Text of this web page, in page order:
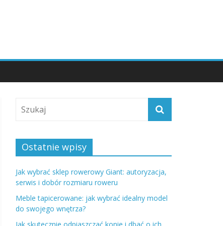
Ostatnie wpisy
Jak wybrać sklep rowerowy Giant: autoryzacja,
serwis i dobór rozmiaru roweru
Meble tapicerowane: jak wybrać idealny model
do swojego wnętrza?